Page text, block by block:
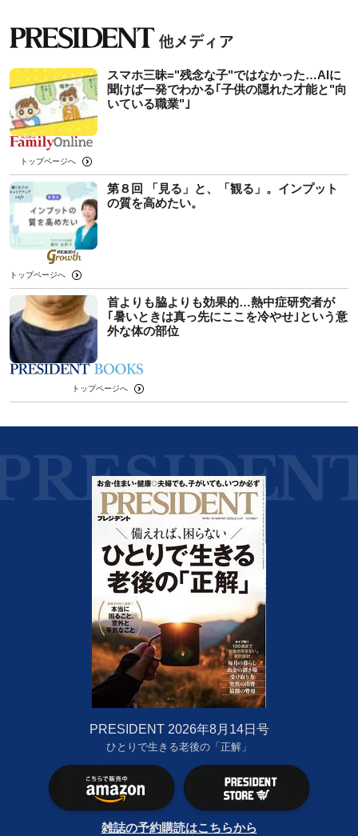
スマホ三昧="残念な子"ではなかった…AIに
聞けば一発でわかる｢子供の隠れた才能と"向
いている職業"｣
トップページへ
第８回 「見る」と、「観る」。インプット
の質を高めたい。
トップページへ
首よりも脇よりも効果的…熱中症研究者が
｢暑いときは真っ先にここを冷やせ｣という意
外な体の部位
トップページへ
PRESIDENT 2026年8月14日号
ひとりで生きる老後の「正解」
雑誌の予約購読はこちらから